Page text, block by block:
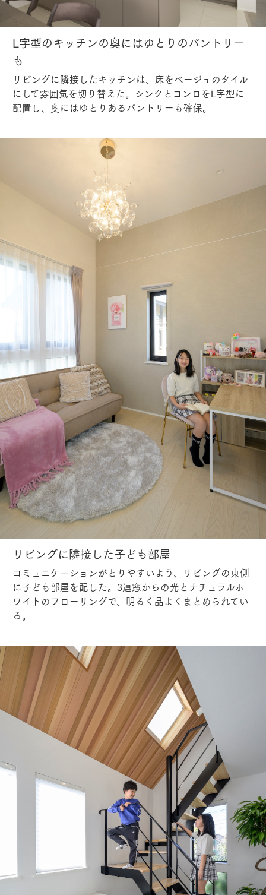
L字型のキッチンの奥にはゆとりのパントリー
も
リビングに隣接したキッチンは、床をベージュのタイル
にして雰囲気を切り替えた。シンクとコンロをL字型に
配置し、奥にはゆとりあるパントリーも確保。
リビングに隣接した子ども部屋
コミュニケーションがとりやすいよう、リビングの東側
に子ども部屋を配した。3連窓からの光とナチュラルホ
ワイトのフローリングで、明るく品よくまとめられてい
る。